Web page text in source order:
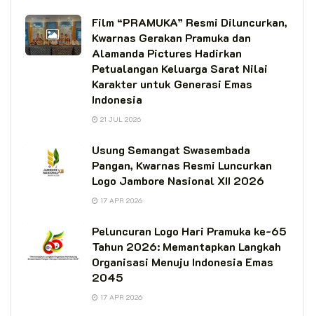
Film “PRAMUKA” Resmi Diluncurkan,
Kwarnas Gerakan Pramuka dan
Alamanda Pictures Hadirkan
Petualangan Keluarga Sarat Nilai
Karakter untuk Generasi Emas
Indonesia
21 JUL 2026
Usung Semangat Swasembada
Pangan, Kwarnas Resmi Luncurkan
Logo Jambore Nasional XII 2026
17 APR 2026
Peluncuran Logo Hari Pramuka ke-65
Tahun 2026: Memantapkan Langkah
Organisasi Menuju Indonesia Emas
2045
17 APR 2026